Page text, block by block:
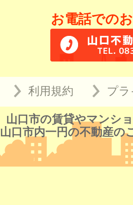
お電話での
利用規約 プ
山口市の賃貸やマンシ
山口市内一円の不動産の